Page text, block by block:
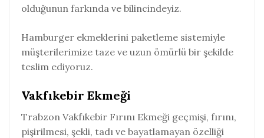
olduğunun farkında ve bilincindeyiz.
Hamburger ekmeklerini paketleme sistemiyle
müşterilerimize taze ve uzun ömürlü bir şekilde
teslim ediyoruz.
Vakfıkebir Ekmeği
Trabzon Vakfıkebir Fırını Ekmeği geçmişi, fırını,
pişirilmesi, şekli, tadı ve bayatlamayan özelliği